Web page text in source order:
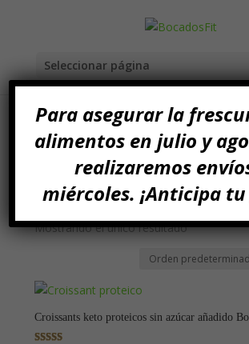
Seleccionar página
Inicio/ Productos etiquetados
Nutraceuticos”
Croissants
Mostrando el único resultado
Croissants keto proteicos sin azúcar añadido
Para asegurar la
alimentos en julio y
realizaremos
miércoles. ¡Anticipa